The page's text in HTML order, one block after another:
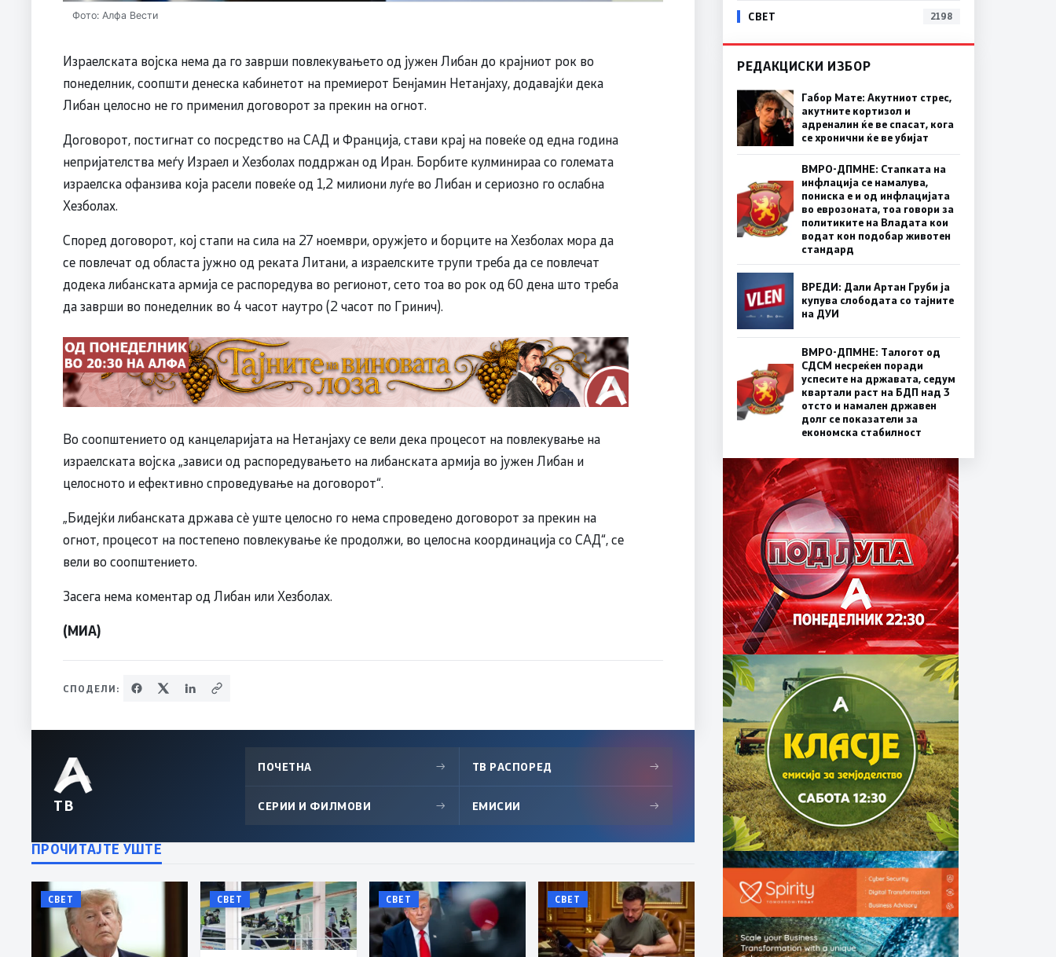
Фото: Алфа Вести
Израелската војска нема да го заврши повлекувањето од јужен Либан до крајниот рок во
понеделник, соопшти денеска кабинетот на премиерот Бенјамин Нетанјаху, додавајќи дека
Либан целосно не го применил договорот за прекин на огнот.
Договорот, постигнат со посредство на САД и Франција, стави крај на повеќе од една година
непријателства меѓу Израел и Хезболах поддржан од Иран. Борбите кулминираа со големата
израелска офанзива која расели повеќе од 1,2 милиони луѓе во Либан и сериозно го ослабна
Хезболах.
Според договорот, кој стапи на сила на 27 ноември, оружјето и борците на Хезболах мора да
се повлечат од областа јужно од реката Литани, а израелските трупи треба да се повлечат
додека либанската армија се распоредува во регионот, сето тоа во рок од 60 дена што треба
да заврши во понеделник во 4 часот наутро (2 часот по Гринич).
Во соопштението од канцеларијата на Нетанјаху се вели дека процесот на повлекување на
израелската војска „зависи од распоредувањето на либанската армија во јужен Либан и
целосното и ефективно спроведување на договорот“.
„Бидејќи либанската држава сè уште целосно го нема спроведено договорот за прекин на
огнот, процесот на постепено повлекување ќе продолжи, во целосна координација со САД“, се
вели во соопштението.
Засега нема коментар од Либан или Хезболах.
(МИА)
СПОДЕЛИ:
ТВ
ПОЧЕТНА → ТВ РАСПОРЕД →
СЕРИИ И ФИЛМОВИ → ЕМИСИИ →
ПРОЧИТАЈТЕ УШТЕ
СВЕТ СВЕТ СВЕТ СВЕТ
СВЕТ 2198
РЕДАКЦИСКИ ИЗБОР
Габор Мате: Акутниот стрес,
акутните кортизол и
адреналин ќе ве спасат, кога
се хронични ќе ве убијат
ВМРО-ДПМНЕ: Стапката на
инфлација се намалува,
пониска е и од инфлацијата
во еврозоната, тоа говори за
политиките на Владата кои
водат кон подобар животен
стандард
ВРЕДИ: Дали Артан Груби ја
купува слободата со тајните
на ДУИ
ВМРО-ДПМНЕ: Талогот од
СДСМ несреќен поради
успесите на државата, седум
квартали раст на БДП над 3
отсто и намален државен
долг се показатели за
економска стабилност